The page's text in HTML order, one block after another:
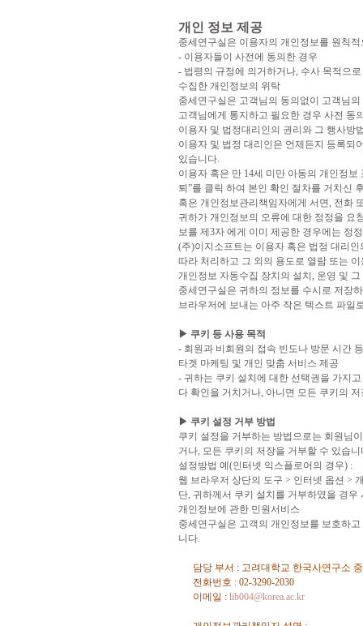
개인 정보 제공
중세연구실은 이용자의 개인정보를 원칙
- 이용자들이 사전에 동의한 경우
- 법령의 규정에 의거하거나, 수사 목적으
수집한 개인정보의 위탁
중세연구실은 고객님의 동의없이 고객님
고객님에게 통지하고 필요한 경우 사전 동
이용자 및 법정대리인의 권리와 그 행사방
이용자 및 법정 대리인은 언제든지 등록되
있습니다.
이용자 혹은 만 14세 미만 아동의 개인정보
퇴”를 클릭 하여 본인 확인 절차를 거치신
혹은 개인정보관리책임자에게 서면, 전화
귀하가 개인정보의 오류에 대한 정정을 요
보를 제3자 에게 이미 제공한 경우에는 정
(주)이지소프트는 이용자 혹은 법정 대리
따라 처리하고 그 외의 용도로 열람 또는
개인정보 자동수집 장치의 설치, 운영 및
중세연구실은 귀하의 정보를 수시로 저장
브라우저에 보내는 아주 작은 텍스트 파일
▶ 쿠키 등 사용 목적
- 회원과 비회원의 접속 빈도나 방문 시간
타겟 마케팅 및 개인 맞춤 서비스 제공
- 귀하는 쿠키 설치에 대한 선택권을 가지
다 확인을 거치거나, 아니면 모든 쿠키의
▶ 쿠키 설정 거부 방법
쿠키 설정을 거부하는 방법으로는 회원님
거나, 모든 쿠키의 저장을 거부할 수 있습니
설정방법 예(인터넷 익스플로어의 경우) :
웹 브라우저 상단의 도구 > 인터넷 옵션 >
단, 귀하께서 쿠키 설치를 거부하였을 경
개인정보에 관한 민원서비스
중세연구실은 고객의 개인정보를 보호하
니다.
담당 부서 : 고려대학교 한국사연구소
전화번호 : 02-3290-2030
이메일 : lib004@korea.ac.kr